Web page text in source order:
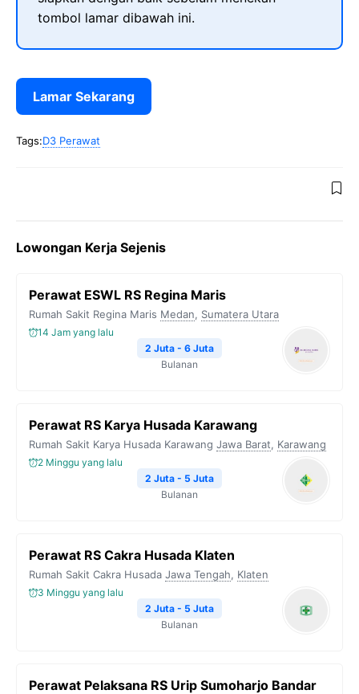
tombol lamar dibawah ini.
Lamar Sekarang
Tags:D3 Perawat
Lowongan Kerja Sejenis
Perawat ESWL RS Regina Maris
Rumah Sakit Regina Maris Medan, Sumatera Utara
14 Jam yang lalu
2 Juta - 6 Juta
Bulanan
Perawat RS Karya Husada Karawang
Rumah Sakit Karya Husada Karawang Jawa Barat, Karawang
2 Minggu yang lalu
2 Juta - 5 Juta
Bulanan
Perawat RS Cakra Husada Klaten
Rumah Sakit Cakra Husada Jawa Tengah, Klaten
3 Minggu yang lalu
2 Juta - 5 Juta
Bulanan
Perawat Pelaksana RS Urip Sumoharjo Bandar